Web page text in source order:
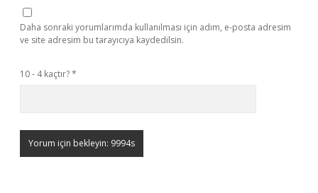
Daha sonraki yorumlarımda kullanılması için adım, e-posta adresim
ve site adresim bu tarayıcıya kaydedilsin.
10 - 4 kaçtır?*